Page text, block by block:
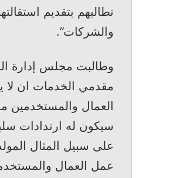
تطالبهم بتقديم
والشركات”.
وطالبت مجلس إدارة
مقدمي الخدمات ان لا
العمال والمستخدمين
سيكون له ارتدادات
على سبيل المثال
عمل العمال